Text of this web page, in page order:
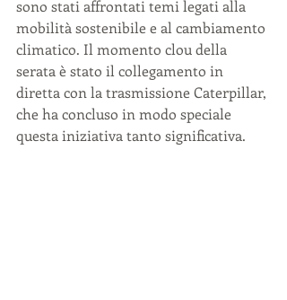
sono stati affrontati temi legati alla
mobilità sostenibile e al cambiamento
climatico. Il momento clou della
serata è stato il collegamento in
diretta con la trasmissione Caterpillar,
che ha concluso in modo speciale
questa iniziativa tanto significativa.